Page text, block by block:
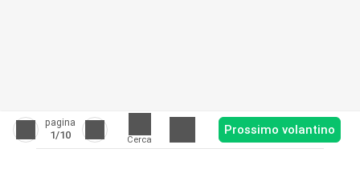
pagina
1/10 Cerca
Prossimo volantino